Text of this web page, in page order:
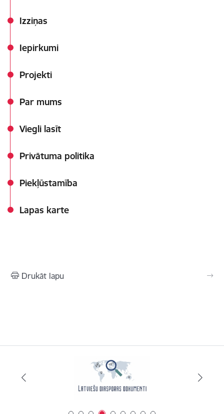
Izziņas
Iepirkumi
Projekti
Par mums
Viegli lasīt
Privātuma politika
Piekļūstamība
Lapas karte
Drukāt lapu